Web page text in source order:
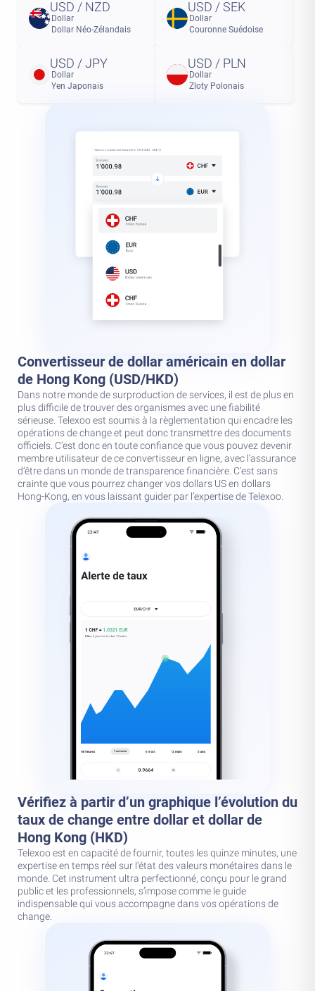
USD / NZD
Dollar
Dollar Néo-Zélandais
USD / SEK
Dollar
Couronne Suédoise
USD / JPY
Dollar
Yen Japonais
USD / PLN
Dollar
Zloty Polonais
Convertisseur de dollar américain en dollar
de Hong Kong (USD/HKD)
Dans notre monde de surproduction de services, il est de plus en
plus difficile de trouver des organismes avec une fiabilité
sérieuse. Telexoo est soumis à la règlementation qui encadre les
opérations de change et peut donc transmettre des documents
officiels. C’est donc en toute confiance que vous pouvez devenir
membre utilisateur de ce convertisseur en ligne, avec l’assurance
d’être dans un monde de transparence financière. C’est sans
crainte que vous pourrez changer vos dollars US en dollars
Hong-Kong, en vous laissant guider par l’expertise de Telexoo.
Vérifiez à partir d’un graphique l’évolution du
taux de change entre dollar et dollar de
Hong Kong (HKD)
Telexoo est en capacité de fournir, toutes les quinze minutes, une
expertise en temps réel sur l’état des valeurs monétaires dans le
monde. Cet instrument ultra perfectionné, conçu pour le grand
public et les professionnels, s’impose comme le guide
indispensable qui vous accompagne dans vos opérations de
change.